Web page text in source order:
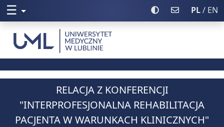
PL/ EN
Poczta UML
Włącz wysoki
☰ Rozwiń menu
Uniwersytet Medyczny w Lublinie
RELACJA Z KONFERENCJI
"INTERPROFESJONALNA REHABILITACJA
PACJENTA W WARUNKACH KLINICZNYCH"